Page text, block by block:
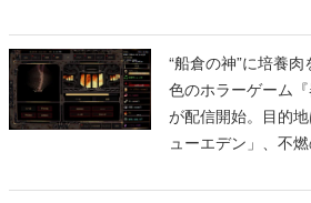
“船倉の神”に培養
色のホラーゲーム
が配信開始。目的
ューエデン」、不
人間を増やし、加